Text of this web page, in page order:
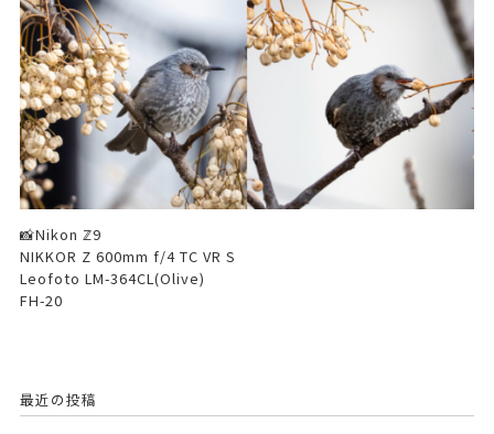
📸Nikon ℤ9
NIKKOR Z 600mm f/4 TC VR S
Leofoto LM-364CL(Olive)
FH-20
最近の投稿